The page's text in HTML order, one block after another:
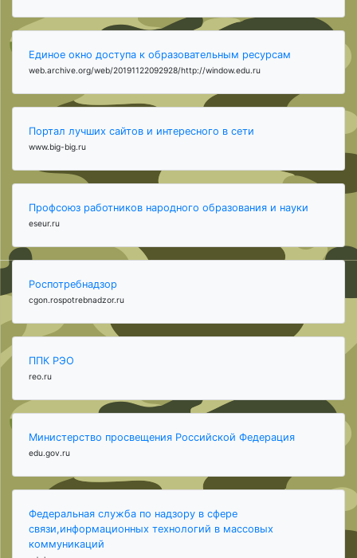
Единое окно доступа к образовательным ресурсам
web.archive.org/web/20191122092928/http://window.edu.ru
Портал лучших сайтов и интересного в сети
www.big-big.ru
Профсоюз работников народного образования и науки
eseur.ru
Роспотребнадзор
cgon.rospotrebnadzor.ru
ППК РЭО
reo.ru
Министерство просвещения Российской Федерация
edu.gov.ru
Федеральная служба по надзору в сфере
связи,информационных технологий в массовых
коммуникаций